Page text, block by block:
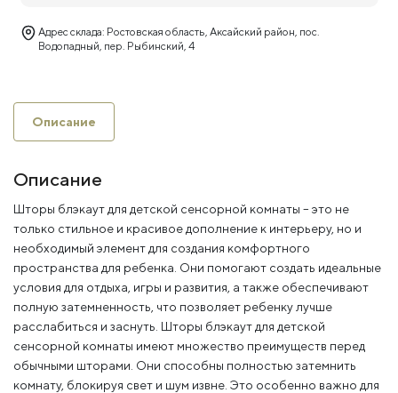
Адрес склада: Ростовская область, Аксайский район, пос.
Водопадный, пер. Рыбинский, 4
Описание
Описание
Шторы блэкаут для детской сенсорной комнаты – это не
только стильное и красивое дополнение к интерьеру, но и
необходимый элемент для создания комфортного
пространства для ребенка. Они помогают создать идеальные
условия для отдыха, игры и развития, а также обеспечивают
полную затемненность, что позволяет ребенку лучше
расслабиться и заснуть. Шторы блэкаут для детской
сенсорной комнаты имеют множество преимуществ перед
обычными шторами. Они способны полностью затемнить
комнату, блокируя свет и шум извне. Это особенно важно для